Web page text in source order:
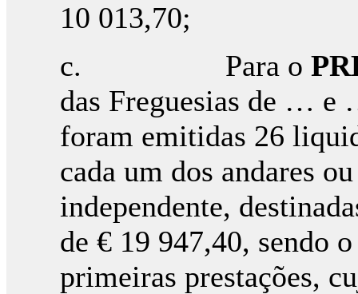
10 013,70;
c. Para o
das Freguesias de …
foram emitidas 26
cada um dos andares
independente,
de € 19 947,40, sendo
primeiras prestações,